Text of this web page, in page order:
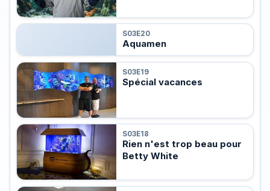
S03E20
Aquamen
S03E19
Spécial vacances
S03E18
Rien n'est trop beau pour
Betty White